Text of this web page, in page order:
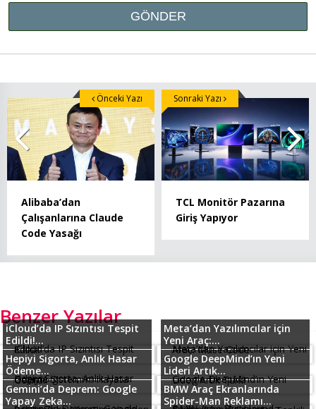
Alibaba’dan
Çalışanlarına Claude
Code Yasağı
Önceki Yazı
TCL Monitör Pazarına
Giriş Yapıyor
Sonraki Yazı
Benzer Yazılar
iCloud’da IP Sızıntısı Tespit
Edildi!...
Meta’dan Yazılımcılar için
Yeni Araç:...
Hepiyi Sigorta, Anlık Hasar
Ödeme...
Google DeepMind’ın Yeni
Lideri Artık...
Gemini’da Deprem: Google
Yapay Zeka...
BMW Araç Ekranlarında
Spider-Man Reklamı...